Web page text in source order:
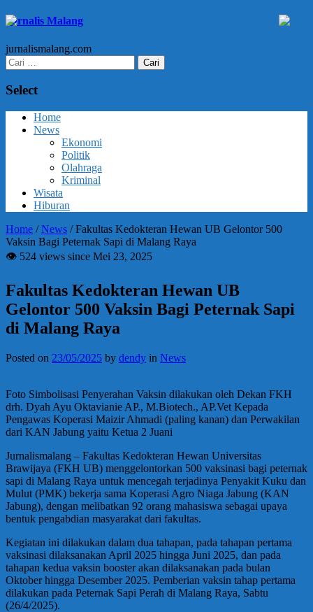
Jurnalis Malang
jurnalismalang.com
Cari
untuk:
Select
Home
News
Ekonomi
Politik
Olahraga
Kriminal
Wisata
Hiburan
Home /News /Fakultas Kedokteran Hewan UB Gelontor 500
Vaksin Bagi Peternak Sapi di Malang Raya
👁 524 views since Mei 23, 2025
Fakultas Kedokteran Hewan UB
Gelontor 500 Vaksin Bagi Peternak Sapi
di Malang Raya
Posted on 23/05/2025 by dendy in News
Foto Simbolisasi Penyerahan Vaksin dilakukan oleh Dekan FKH
drh. Dyah Ayu Oktavianie AP., M.Biotech., AP.Vet Kepada
Pengawas Koperasi Maizir Ahmadi (paling kanan) dan Perwakilan
dari KAN Jabung yaitu Ketua 2 Juani
Jurnalismalang – Fakultas Kedokteran Hewan Universitas
Brawijaya (FKH UB) menggelontorkan 500 vaksinasi bagi peternak
sapi di Malang Raya untuk mencegah terjadinya Penyakit Kuku dan
Mulut (PMK) bekerja sama Koperasi Agro Niaga Jabung (KAN
Jabung), dengan melibatkan 92 orang mahasiswa sebagai upaya
bentuk pengabdian masyarakat dari fakultas.
Kegiatan ini dilakukan dalam dua tahapan, pada tahapan pertama
vaksinasi dilaksanakan April 2025 hingga Juni 2025, dan pada
tahapan kedua vaksin booster akan dilaksanakan pada bulan
Oktober hingga Desember 2025. Pemberian vaksin tahap pertama
dilakukan pada Peternak Sapi Perah di Malang Raya, Sabtu
(26/4/2025).